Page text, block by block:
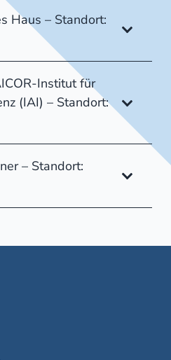
Haus – Standort:
Institut für
(IAI) – Standort:
– Standort: